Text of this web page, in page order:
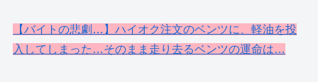
【バイトの悲劇…】ハイオク注文のベンツに、軽油を投
入してしまった…そのまま走り去るベンツの運命は…